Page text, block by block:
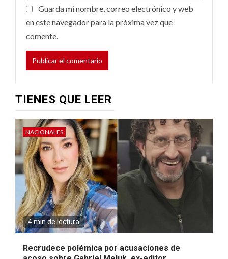
Guarda mi nombre, correo electrónico y web
en este navegador para la próxima vez que
comente.
TIENES QUE LEER
NACIONALES
4 min de lectura
Recrudece polémica por acusaciones de